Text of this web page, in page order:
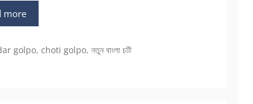
more
golpo,choti golpo,নতুন বাংলা চটি